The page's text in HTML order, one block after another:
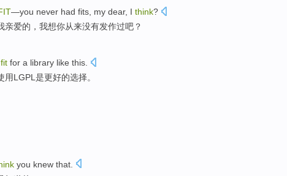
—you never had fits my dear, I think?
亲爱的 ， 我想你从来没有发作过吧？
fit for a library like this
用LGPL 是更好的选择。
you knew that